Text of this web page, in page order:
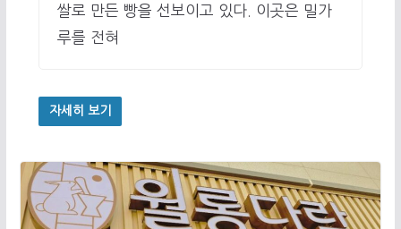
쌀로 만든 빵을 선보이고 있다. 이곳은 밀가
루를 전혀
자세히 보기